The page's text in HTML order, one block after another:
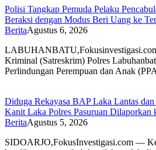
Polisi Tangkap Pemuda Pelaku
Beraksi dengan Modus Beri Uang ke
BeritaAgustus 6, 2026
Kriminal (Satreskrim) Polres
Perlindungan Perempuan dan Anak
Diduga Rekayasa BAP Laka Lantas
Kanit Laka Polres Pasuruan Dilaporkan
BeritaAgustus 5, 2026
SIDOARJO,FokusInvestigasi.com —